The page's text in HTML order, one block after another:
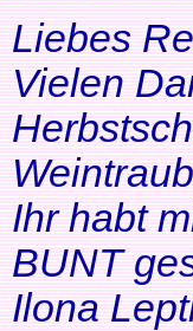
Liebes
Vielen
Ihr habt
BUNT
Ilona